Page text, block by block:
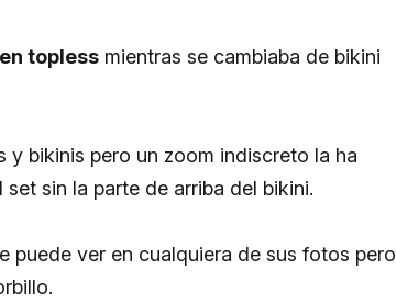
topless mientras se cambiaba de bikini
bikinis pero un zoom indiscreto la ha
sin la parte de arriba del bikini.
puede ver en cualquiera de sus fotos pero